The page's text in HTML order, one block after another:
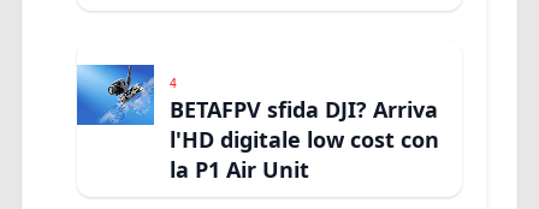
4
BETAFPV sfida DJI? Arriva
l'HD digitale low cost con
la P1 Air Unit